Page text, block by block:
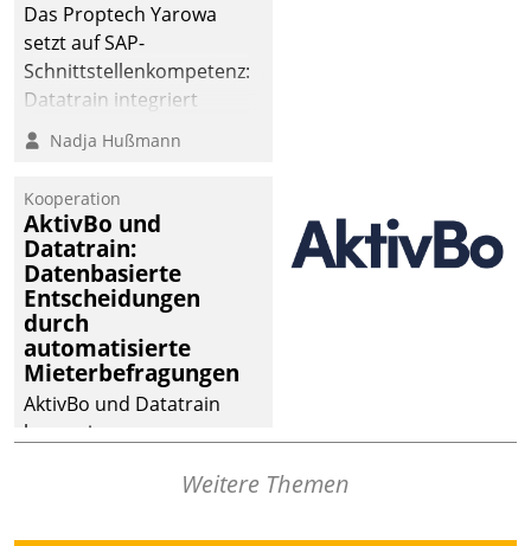
Das Proptech Yarowa
setzt auf SAP-
Schnittstellenkompetenz:
Datatrain integriert
Yarowas Portal zur
Vergabe und Verwaltung
operativen
Instandhaltung in die
SAP-Systemlandschaft
deutscher
Wohnungsunternehmen
– und beschleunigt damit
den Weg vom
Mieteranliegen zum
Dienstleisterauftrag.
Nadja Hußmann
Kooperation
AktivBo und
Datatrain:
Datenbasierte
Entscheidungen
durch
automatisierte
Mieterbefragungen
AktivBo und Datatrain
kooperieren –
profitieren: Die nahtloseWeitere Themen